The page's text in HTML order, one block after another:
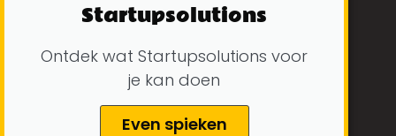
Startupsolutions
Ontdek wat Startupsolutions voor
je kan doen
Even spieken